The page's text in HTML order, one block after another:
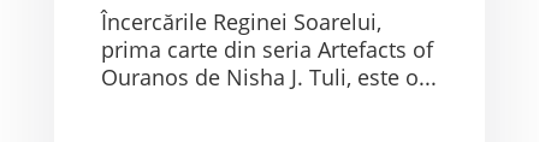
Încercările Reginei Soarelui,
prima carte din seria Artefacts of
Ouranos de Nisha J. Tuli, este o...